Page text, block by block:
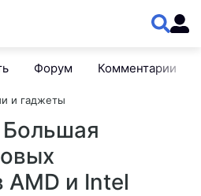
Форум Комментарии
и гаджеты
Большая
AMD и Intel